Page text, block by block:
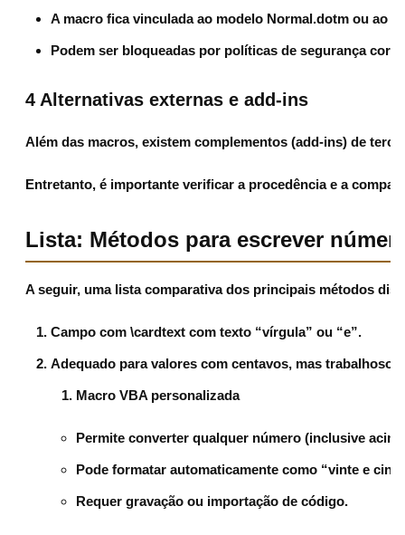
A macro fica vinculada ao modelo Normal.dotm ou ao
Podem ser bloqueadas por políticas de segurança
4 Alternativas externas e add-ins
Além das macros, existem complementos (add-ins) de
Entretanto, é importante verificar a procedência e a
Lista: Métodos para escrever
A seguir, uma lista comparativa dos principais métodos
Campo com \cardtext com texto “vírgula” ou “e”.
Adequado para valores com centavos, mas trabalhoso.
Macro VBA personalizada
Permite converter qualquer número (inclusive
Pode formatar automaticamente como “vinte e
Requer gravação ou importação de código.